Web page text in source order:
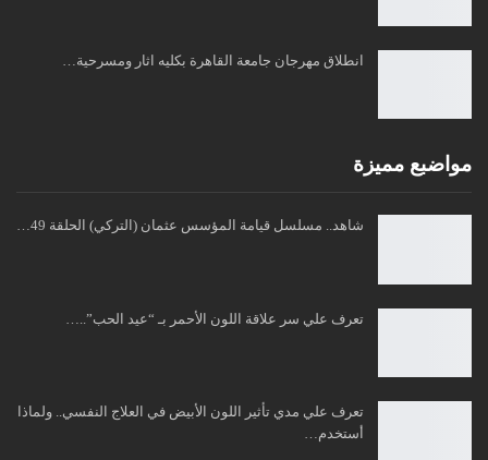
انطلاق مهرجان جامعة القاهرة بكليه اثار ومسرحية…
مواضبع مميزة
شاهد.. مسلسل قيامة المؤسس عثمان (التركي) الحلقة 49…
تعرف علي سر علاقة اللون الأحمر بـ “عيد الحب”..…
تعرف علي مدي تأثير اللون الأبيض في العلاج النفسي.. ولماذا
أستخدم…